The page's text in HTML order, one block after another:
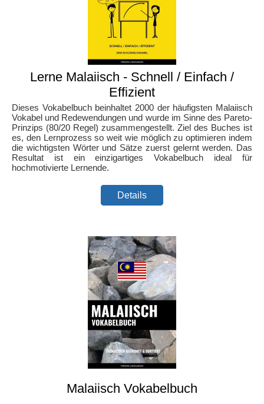
Lerne Malaiisch - Schnell / Einfach /
Effizient
Dieses Vokabelbuch beinhaltet 2000 der häufigsten Malaiisch
Vokabel und Redewendungen und wurde im Sinne des Pareto-
Prinzips (80/20 Regel) zusammengestellt. Ziel des Buches ist
es, den Lernprozess so weit wie möglich zu optimieren indem
die wichtigsten Wörter und Sätze zuerst gelernt werden. Das
Resultat ist ein einzigartiges Vokabelbuch ideal für
hochmotivierte Lernende.
Details
Malaiisch Vokabelbuch